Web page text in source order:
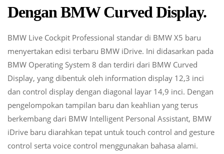
Dengan BMW Curved Display.
BMW Live Cockpit Professional standar di BMW X5 baru
menyertakan edisi terbaru BMW iDrive. Ini didasarkan pada
BMW Operating System 8 dan terdiri dari BMW Curved
Display, yang dibentuk oleh information display 12,3 inci
dan control display dengan diagonal layar 14,9 inci. Dengan
pengelompokan tampilan baru dan keahlian yang terus
berkembang dari BMW Intelligent Personal Assistant, BMW
iDrive baru diarahkan tepat untuk touch control and gesture
control serta voice control menggunakan bahasa alami.